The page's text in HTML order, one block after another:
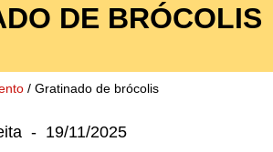
DE BRÓCOLIS
/ Gratinado de brócolis
- 19/11/2025